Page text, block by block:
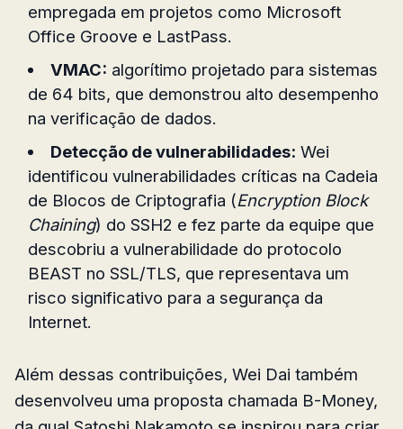
empregada em projetos como Microsoft
Office Groove e LastPass.
VMAC: algorítimo projetado para sistemas
de 64 bits, que demonstrou alto desempenho
na verificação de dados.
Detecção de vulnerabilidades: Wei
identificou vulnerabilidades críticas na Cadeia
de Blocos de Criptografia (Encryption Block
Chaining) do SSH2 e fez parte da equipe que
descobriu a vulnerabilidade do protocolo
BEAST no SSL/TLS, que representava um
risco significativo para a segurança da
Internet.
Além dessas contribuições, Wei Dai também
desenvolveu uma proposta chamada B-Money,